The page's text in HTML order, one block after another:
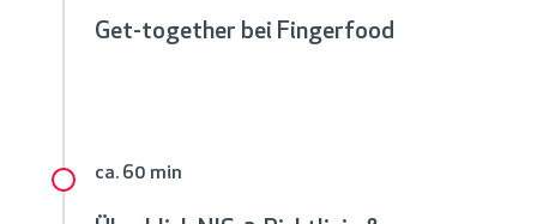
Get-together bei Fingerfood
ca. 60 min